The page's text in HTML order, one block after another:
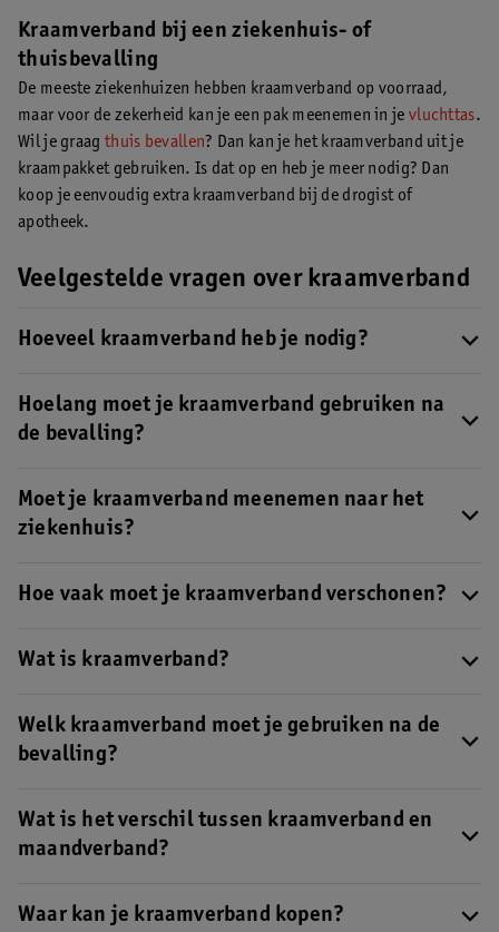
Kraamverband bij een ziekenhuis- of
thuisbevalling
De meeste ziekenhuizen hebben kraamverband op voorraad,
maar voor de zekerheid kan je een pak meenemen in je vluchttas.
Wil je graag thuis bevallen? Dan kan je het kraamverband uit je
kraampakket gebruiken. Is dat op en heb je meer nodig? Dan
koop je eenvoudig extra kraamverband bij de drogist of
apotheek.
Veelgestelde vragen over kraamverband
Hoeveel kraamverband heb je nodig?
Het is slim om alvast een extra pak in huis te hebben, zodat je
niet ineens zonder komt te zitten.
Hoelang moet je kraamverband gebruiken na
de bevalling?
bevalling, maar dit verschilt per vrouw.
Moet je kraamverband meenemen naar het
ziekenhuis?
klaarliggen, maar neem voor de zekerheid een pak mee in je
Hoe vaak moet je kraamverband verschonen?
eerder bij doorlekken.
Wat is kraamverband?
voor na de bevalling.
Welk kraamverband moet je gebruiken na de
bevalling?
daarna over op kraamverband.
Wat is het verschil tussen kraamverband en
maandverband?
bloed dan maandverband.
Waar kan je kraamverband kopen?